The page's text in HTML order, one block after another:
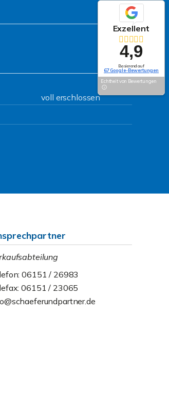
voll erschlossen
06151 / 26983
06151 / 23065
Exzellent
4,9
Basierend auf
67 Google-Bewertungen
Echtheit von Bewertungen